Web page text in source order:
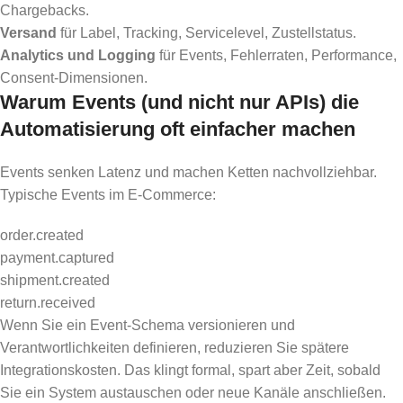
Chargebacks.
Versand für Label, Tracking, Servicelevel, Zustellstatus.
Analytics und Logging für Events, Fehlerraten, Performance,
Consent-Dimensionen.
Warum Events (und nicht nur APIs) die
Automatisierung oft einfacher machen
Events senken Latenz und machen Ketten nachvollziehbar.
Typische Events im E-Commerce:
order.created
payment.captured
shipment.created
return.received
Wenn Sie ein Event-Schema versionieren und
Verantwortlichkeiten definieren, reduzieren Sie spätere
Integrationskosten. Das klingt formal, spart aber Zeit, sobald
Sie ein System austauschen oder neue Kanäle anschließen.